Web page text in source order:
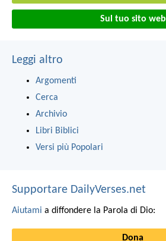
Sul tuo sito web
Leggi altro
Argomenti
Cerca
Archivio
Libri Biblici
Versi più Popolari
Supportare DailyVerses.net
Aiutami a diffondere la Parola di Dio:
Dona